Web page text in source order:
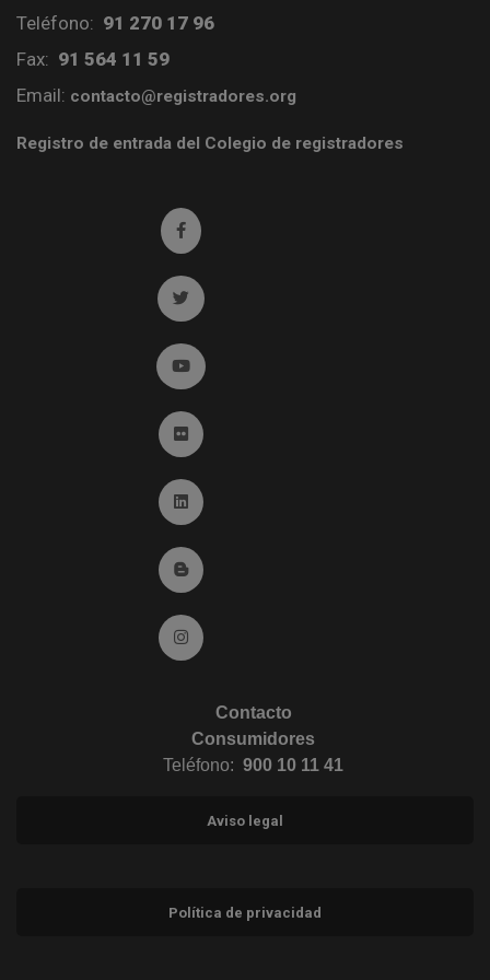
Teléfono: 91 270 17 96
Fax: 91 564 11 59
Email: contacto@registradores.org
Registro de entrada del Colegio de registradores
Ir a facebook (abre en ventana nueva)
Ir a twitter (abre en ventana nueva)
Ir a YouTube (abre en ventana nueva)
Ir a Flickr (abre en ventana nueva)
Ir a Linkedin (abre en ventana nueva)
Ir al Blog (abre en ventana nueva)
Ir a Instagram (abre en ventana nueva)
Contacto
Consumidores
Teléfono: 900 10 11 41
Aviso legal
Política de privacidad